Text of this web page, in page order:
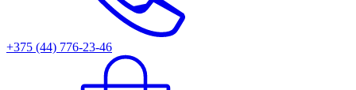
+375 (44) 776-23-46